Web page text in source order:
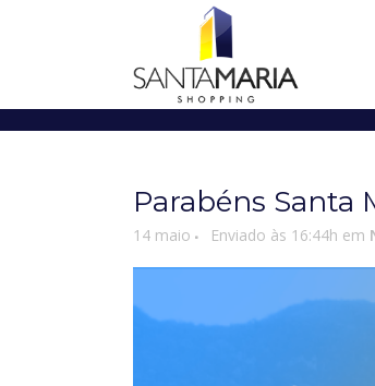
Parabéns Santa
14 maio Enviado às 16:44h em